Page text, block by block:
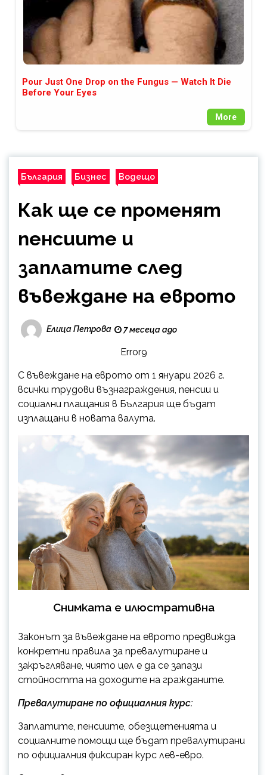
Pour Just One Drop on the Fungus — Watch It Die
Before Your Eyes
More
България Бизнес Водещо
Как ще се променят
пенсиите и
заплатите след
въвеждане на еврото
Елица Петрова 7 месеца ago
Error9
С въвеждане на еврото от 1 януари 2026 г.
всички трудови възнаграждения, пенсии и
социални плащания в България ще бъдат
изплащани в новата валута.
Снимката е илюстративна
Законът за въвеждане на еврото предвижда
конкретни правила за превалутиране и
закръгляване, чиято цел е да се запази
стойността на доходите на гражданите.
Превалутиране по официалния курс:
Заплатите, пенсиите, обезщетенията и
социалните помощи ще бъдат превалутирани
по официалния фиксиран курс лев-евро.